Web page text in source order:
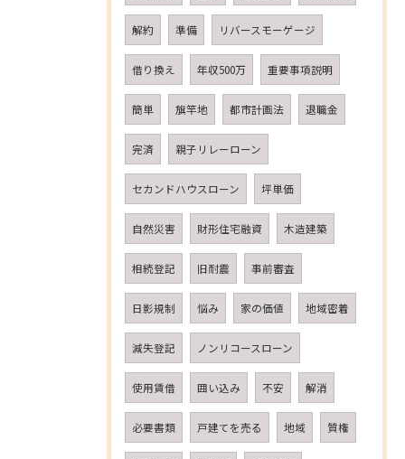
解約 準備 リバースモーゲージ
借り換え 年収500万 重要事項説明
簡単 旗竿地 都市計画法 退職金
完済 親子リレーローン
セカンドハウスローン 坪単価
自然災害 財形住宅融資 木造建築
相続登記 旧耐震 事前審査
日影規制 悩み 家の価値 地域密着
減失登記 ノンリコースローン
使用賃借 囲い込み 不安 解消
必要書類 戸建てを売る 地域 質権